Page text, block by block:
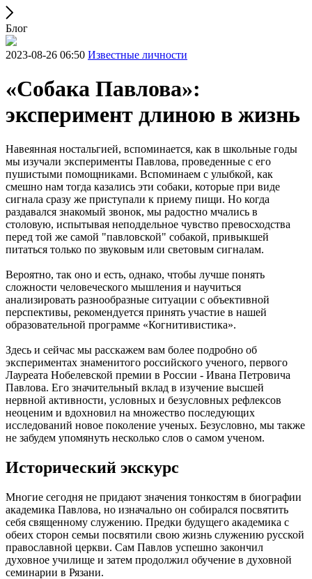
Блог
2023-08-26 06:50 Известные личности
«Собака Павлова»:
эксперимент длиною в жизнь
Навеянная ностальгией, вспоминается, как в школьные годы
мы изучали эксперименты Павлова, проведенные с его
пушистыми помощниками. Вспоминаем с улыбкой, как
смешно нам тогда казались эти собаки, которые при виде
сигнала сразу же приступали к приему пищи. Но когда
раздавался знакомый звонок, мы радостно мчались в
столовую, испытывая неподдельное чувство превосходства
перед той же самой "павловской" собакой, привыкшей
питаться только по звуковым или световым сигналам.
Вероятно, так оно и есть, однако, чтобы лучше понять
сложности человеческого мышления и научиться
анализировать разнообразные ситуации с объективной
перспективы, рекомендуется принять участие в нашей
образовательной программе «Когнитивистика».
Здесь и сейчас мы расскажем вам более подробно об
экспериментах знаменитого российского ученого, первого
Лауреата Нобелевской премии в России - Ивана Петровича
Павлова. Его значительный вклад в изучение высшей
нервной активности, условных и безусловных рефлексов
неоценим и вдохновил на множество последующих
исследований новое поколение ученых. Безусловно, мы также
не забудем упомянуть несколько слов о самом ученом.
Исторический экскурс
Многие сегодня не придают значения тонкостям в биографии
академика Павлова, но изначально он собирался посвятить
себя священному служению. Предки будущего академика с
обеих сторон семьи посвятили свою жизнь служению русской
православной церкви. Сам Павлов успешно закончил
духовное училище и затем продолжил обучение в духовной
семинарии в Рязани.